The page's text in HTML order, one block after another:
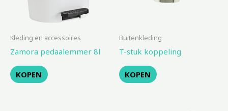
Kleding en accessoires
Zamora pedaalemmer 8l
KOPEN
Buitenkleding
T-stuk koppeling
KOPEN